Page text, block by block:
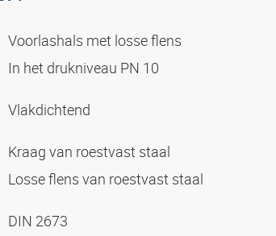
Voorlashals met losse flens
In het drukniveau PN 10
Vlakdichtend
Kraag van roestvast staal
Losse flens van roestvast staal
DIN 2673